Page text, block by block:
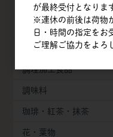
豆・豆乳製品
製菓・製パン素材
冷凍生地・半製品
調理加工食品
調味料
珈琲・紅茶・抹茶
花・葉物
が最終受付となりま
※連休の前後は荷物
日・時間の指定をお
ご理解ご協力をよろ